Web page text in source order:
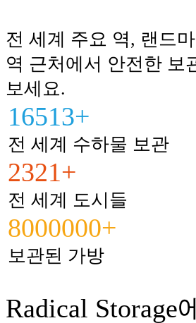
전 세계 주요 역, 랜드
역 근처에서 안전한 보
보세요.
16513+
전 세계 수하물 보관
2321+
전 세계 도시들
8000000+
보관된 가방
Radical Storage